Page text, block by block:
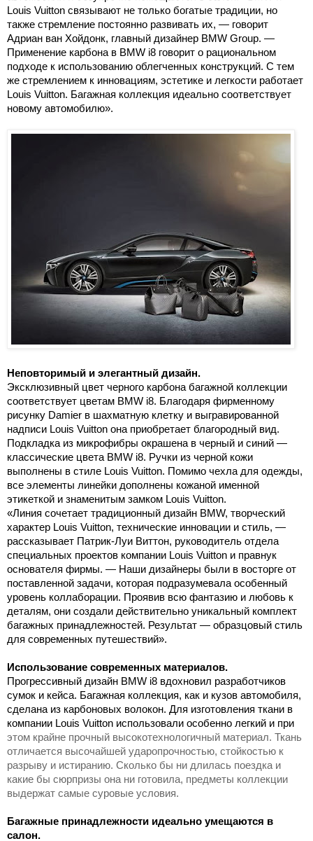
Louis Vuitton связывают не только богатые традиции, но
также стремление постоянно развивать их, — говорит
Адриан ван Хойдонк, главный дизайнер BMW Group. —
Применение карбона в BMW i8 говорит о рациональном
подходе к использованию облегченных конструкций. С тем
же стремлением к инновациям, эстетике и легкости работает
Louis Vuitton. Багажная коллекция идеально соответствует
новому автомобилю».
Неповторимый и элегантный дизайн.
Эксклюзивный цвет черного карбона багажной коллекции
соответствует цветам BMW i8. Благодаря фирменному
рисунку Damier в шахматную клетку и выгравированной
надписи Louis Vuitton она приобретает благородный вид.
Подкладка из микрофибры окрашена в черный и синий —
классические цвета BMW i8. Ручки из черной кожи
выполнены в стиле Louis Vuitton. Помимо чехла для одежды,
все элементы линейки дополнены кожаной именной
этикеткой и знаменитым замком Louis Vuitton.
«Линия сочетает традиционный дизайн BMW, творческий
характер Louis Vuitton, технические инновации и стиль, —
рассказывает Патрик-Луи Виттон, руководитель отдела
специальных проектов компании Louis Vuitton и правнук
основателя фирмы. — Наши дизайнеры были в восторге от
поставленной задачи, которая подразумевала особенный
уровень коллаборации. Проявив всю фантазию и любовь к
деталям, они создали действительно уникальный комплект
багажных принадлежностей. Результат — образцовый стиль
для современных путешествий».
Использование современных материалов.
Прогрессивный дизайн BMW i8 вдохновил разработчиков
сумок и кейса. Багажная коллекция, как и кузов автомобиля,
сделана из карбоновых волокон. Для изготовления ткани в
компании Louis Vuitton использовали особенно легкий и при
этом крайне прочный высокотехнологичный материал. Ткань
отличается высочайшей ударопрочностью, стойкостью к
разрыву и истиранию. Сколько бы ни длилась поездка и
какие бы сюрпризы она ни готовила, предметы коллекции
выдержат самые суровые условия.
Багажные принадлежности идеально умещаются в
салон.